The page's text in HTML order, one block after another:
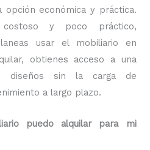
opción económica y práctica.
y poco práctico,
usar el mobiliario en
obtienes acceso a una
diseños sin la carga de
a largo plazo.
puedo alquilar para mi